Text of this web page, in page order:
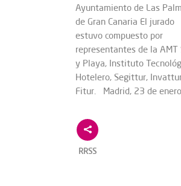
Ayuntamiento de Las
de Gran Canaria El jurado
estuvo compuesto por
representantes de la AMT
y Playa, Instituto
Hotelero, Segittur,
Fitur. Madrid, 23 de
RRSS